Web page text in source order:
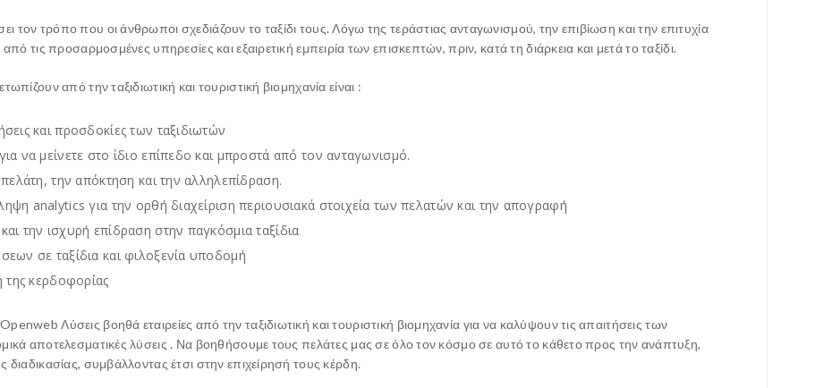
τον τρόπο που οι άνθρωποι σχεδιάζουν το ταξίδι τους. Λόγω της τεράστιας ανταγωνισμού, την επιβίωση και την επιτυχία
από τις προσαρμοσμένες υπηρεσίες και εξαιρετική εμπειρία των επισκεπτών, πριν, κατά τη διάρκεια και μετά το ταξίδι.
από την ταξιδιωτική και τουριστική βιομηχανία είναι :
και προσδοκίες των ταξιδιωτών
να μείνετε στο ίδιο επίπεδο και μπροστά από τον ανταγωνισμό.
την απόκτηση και την αλληλεπίδραση.
analytics για την ορθή διαχείριση περιουσιακά στοιχεία των πελατών και την απογραφή
την ισχυρή επίδραση στην παγκόσμια ταξίδια
σε ταξίδια και φιλοξενία υποδομή
κερδοφορίας
Λύσεις βοηθά εταιρείες από την ταξιδιωτική και τουριστική βιομηχανία για να καλύψουν τις απαιτήσεις των
αποτελεσματικές λύσεις . Να βοηθήσουμε τους πελάτες μας σε όλο τον κόσμο σε αυτό το κάθετο προς την ανάπτυξη,
διαδικασίας, συμβάλλοντας έτσι στην επιχείρησή τους κέρδη.